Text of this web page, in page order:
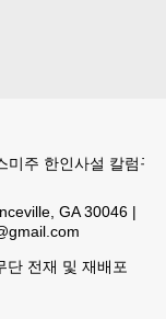
미주 한인사설 칼럼구
GA 30046 |
전재 및 재배포